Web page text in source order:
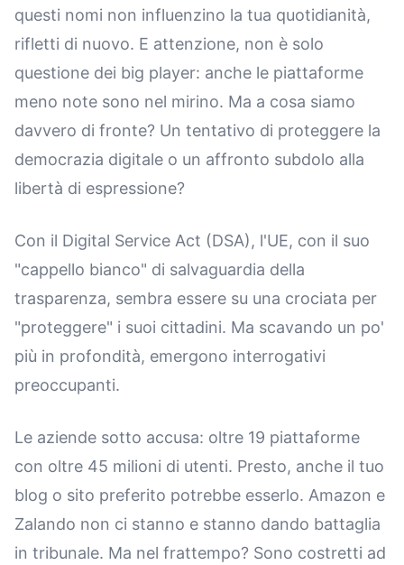
questi nomi non influenzino la tua quotidianità,
rifletti di nuovo. E attenzione, non è solo
questione dei big player: anche le piattaforme
meno note sono nel mirino. Ma a cosa siamo
davvero di fronte? Un tentativo di proteggere la
democrazia digitale o un affronto subdolo alla
libertà di espressione?
Con il Digital Service Act (DSA), l'UE, con il suo
"cappello bianco" di salvaguardia della
trasparenza, sembra essere su una crociata per
"proteggere" i suoi cittadini. Ma scavando un po'
più in profondità, emergono interrogativi
preoccupanti.
Le aziende sotto accusa: oltre 19 piattaforme
con oltre 45 milioni di utenti. Presto, anche il tuo
blog o sito preferito potrebbe esserlo. Amazon e
Zalando non ci stanno e stanno dando battaglia
in tribunale. Ma nel frattempo? Sono costretti ad